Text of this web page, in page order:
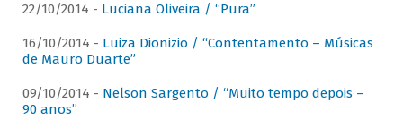
22/10/2014 - Luciana Oliveira / “Pura”
16/10/2014 - Luiza Dionizio / “Contentamento – Músicas
de Mauro Duarte”
09/10/2014 - Nelson Sargento / “Muito tempo depois –
90 anos”